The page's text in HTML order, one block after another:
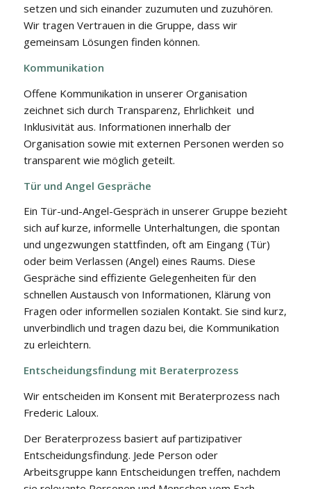
setzen und sich einander zuzumuten und zuzuhören.
Wir tragen Vertrauen in die Gruppe, dass wir
gemeinsam Lösungen finden können.
Kommunikation
Offene Kommunikation in unserer Organisation
zeichnet sich durch Transparenz, Ehrlichkeit und
Inklusivität aus. Informationen innerhalb der
Organisation sowie mit externen Personen werden so
transparent wie möglich geteilt.
Tür und Angel Gespräche
Ein Tür-und-Angel-Gespräch in unserer Gruppe bezieht
sich auf kurze, informelle Unterhaltungen, die spontan
und ungezwungen stattfinden, oft am Eingang (Tür)
oder beim Verlassen (Angel) eines Raums. Diese
Gespräche sind effiziente Gelegenheiten für den
schnellen Austausch von Informationen, Klärung von
Fragen oder informellen sozialen Kontakt. Sie sind kurz,
unverbindlich und tragen dazu bei, die Kommunikation
zu erleichtern.
Entscheidungsfindung mit Beraterprozess
Wir entscheiden im Konsent mit Beraterprozess nach
Frederic Laloux.
Der Beraterprozess basiert auf partizipativer
Entscheidungsfindung. Jede Person oder
Arbeitsgruppe kann Entscheidungen treffen, nachdem